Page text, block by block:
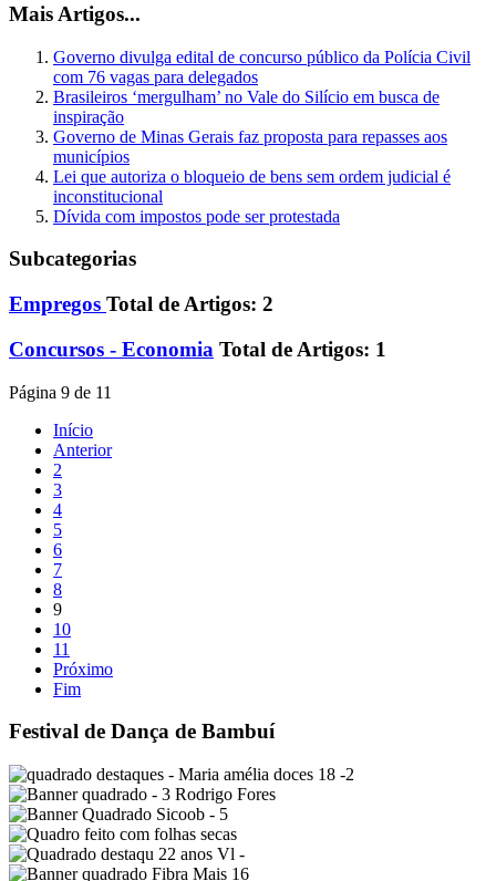
Mais Artigos...
Governo divulga edital de concurso público da Polícia Civil
com 76 vagas para delegados
Brasileiros ‘mergulham’ no Vale do Silício em busca de
inspiração
Governo de Minas Gerais faz proposta para repasses aos
municípios
Lei que autoriza o bloqueio de bens sem ordem judicial é
inconstitucional
Dívida com impostos pode ser protestada
Subcategorias
Empregos Total de Artigos: 2
Concursos - Economia Total de Artigos: 1
Página 9 de 11
Início
Anterior
2
3
4
5
6
7
8
9
10
11
Próximo
Fim
Festival de Dança de Bambuí